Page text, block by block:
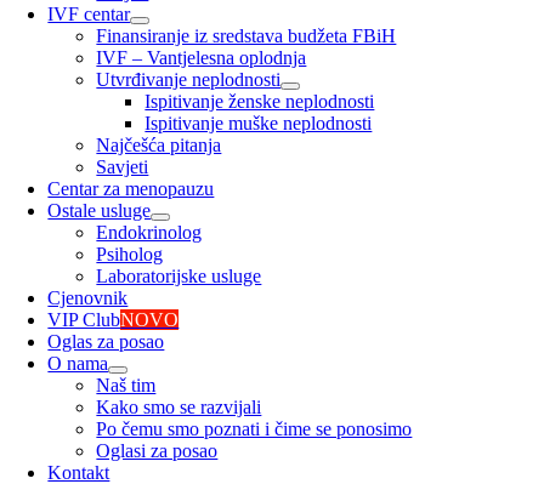
IVF centar
Finansiranje iz sredstava budžeta FBiH
IVF – Vantjelesna oplodnja
Utvrđivanje neplodnosti
Ispitivanje ženske neplodnosti
Ispitivanje muške neplodnosti
Najčešća pitanja
Savjeti
Centar za menopauzu
Ostale usluge
Endokrinolog
Psiholog
Laboratorijske usluge
Cjenovnik
VIP ClubNOVO
Oglas za posao
O nama
Naš tim
Kako smo se razvijali
Po čemu smo poznati i čime se ponosimo
Oglasi za posao
Kontakt